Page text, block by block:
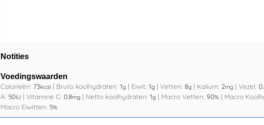
Notities
Voedingswaarden
Calorieën: 73kcal | Bruto koolhydraten: 1g | Eiwit: 1g | Vetten: 8g | Kalium: 2mg | Vezel:
A: 50IU | Vitamine C: 0.8mg | Netto koolhydraten: 1g | Macro Vetten: 90% | Macro
Macro Eiwitten: 5%